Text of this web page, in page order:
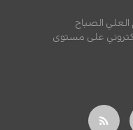
الصباح
على مستوى